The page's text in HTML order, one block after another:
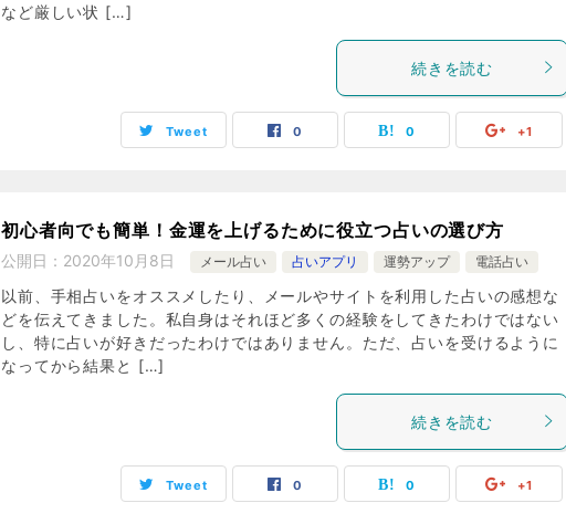
など厳しい状 […]
続きを読む
Tweet 0 0 +1
初心者向でも簡単！金運を上げるために役立つ占いの選び方
公開日： 2020年10月8日 メール占い 占いアプリ 運勢アップ 電話占い
以前、手相占いをオススメしたり、メールやサイトを利用した占いの感想な
どを伝えてきました。私自身はそれほど多くの経験をしてきたわけではない
し、特に占いが好きだったわけではありません。ただ、占いを受けるように
なってから結果と […]
続きを読む
Tweet 0 0 +1